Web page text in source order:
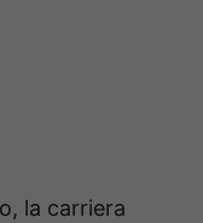
la carriera